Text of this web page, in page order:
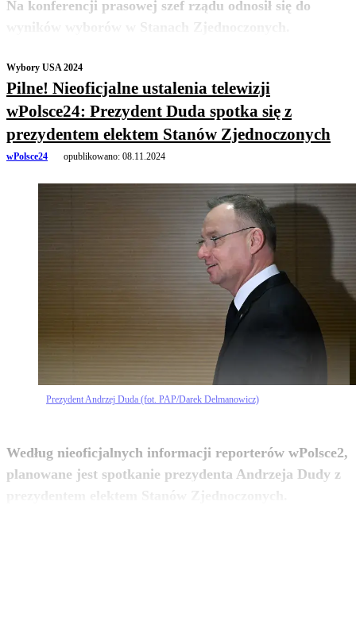
Na konferencji prasowej szef rządu odnosił się do
wyników wyborów w Stanach Zjednoczonych.
zobacz więcej
Wybory USA 2024
Pilne! Nieoficjalne ustalenia telewizji
wPolsce24: Prezydent Duda spotka się z
prezydentem elektem Stanów Zjednoczonych
wPolsce24 opublikowano: 08.11.2024
Prezydent Andrzej Duda (fot. PAP/Darek Delmanowicz)
Według nieoficjalnych informacji reporterów wPolsce2,
planowane jest spotkanie prezydenta Andrzeja Dudy z
prezydentem elektem Stanów Zjednoczonych.
zobacz więcej